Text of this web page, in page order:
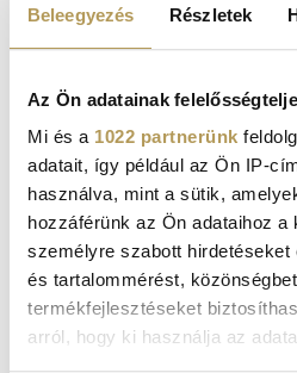
Beleegyezés Részletek
Az Ön adatainak
Mi és a 1022 partnerünk
adatait, így például az Ön IP-
használva, mint a sütik,
hozzáférünk az Ön adataihoz a
személyre szabott
és tartalommérést,
termékfejlesztéseket
arról, hogy ki használja az
KOMPLEX MENOPAUZA
Image